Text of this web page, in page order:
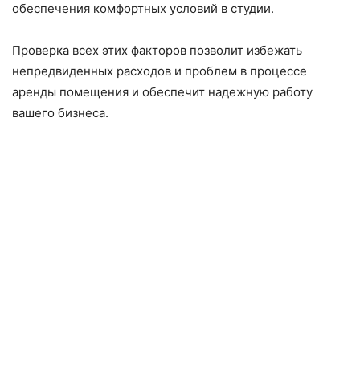
обеспечения комфортных условий в студии.
Проверка всех этих факторов позволит избежать
непредвиденных расходов и проблем в процессе
аренды помещения и обеспечит надежную работу
вашего бизнеса.